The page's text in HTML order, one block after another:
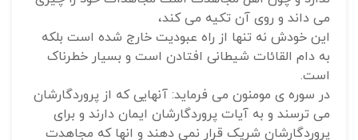
می داند و روی آن تکیه می کند،
این خودش نه تنها از راه عبودیت خارج شده است بلکه
به دام القائات شیطانی افتادن است و بسیار خطرناک
است.
در سوره ی مومنون می فرماید: آنهایی که از پروردگارشان
می ترسند و به آیات پروردگارشان ایمان دارند و برای
پروردگارشان شریک قرار نمی دهند و انها که مجاهدت